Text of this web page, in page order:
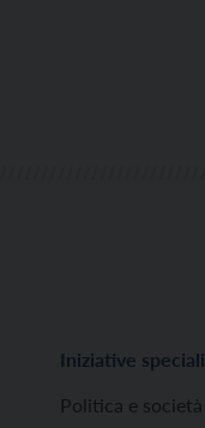
Iniziative speciali
Politica e società